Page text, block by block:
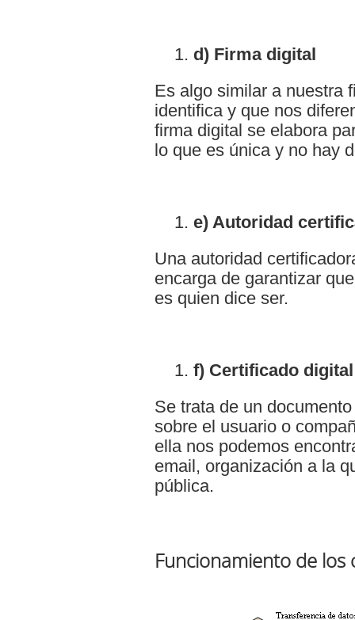
d) Firma digital
Es algo similar a nuestra
identifica y que nos
firma digital se elabora
lo que es única y no hay
e) Autoridad
Una autoridad
encarga de garantizar
es quien dice ser.
f) Certificado
Se trata de un
sobre el usuario o
ella nos podemos
email, organización a la
pública.
Funcionamiento de